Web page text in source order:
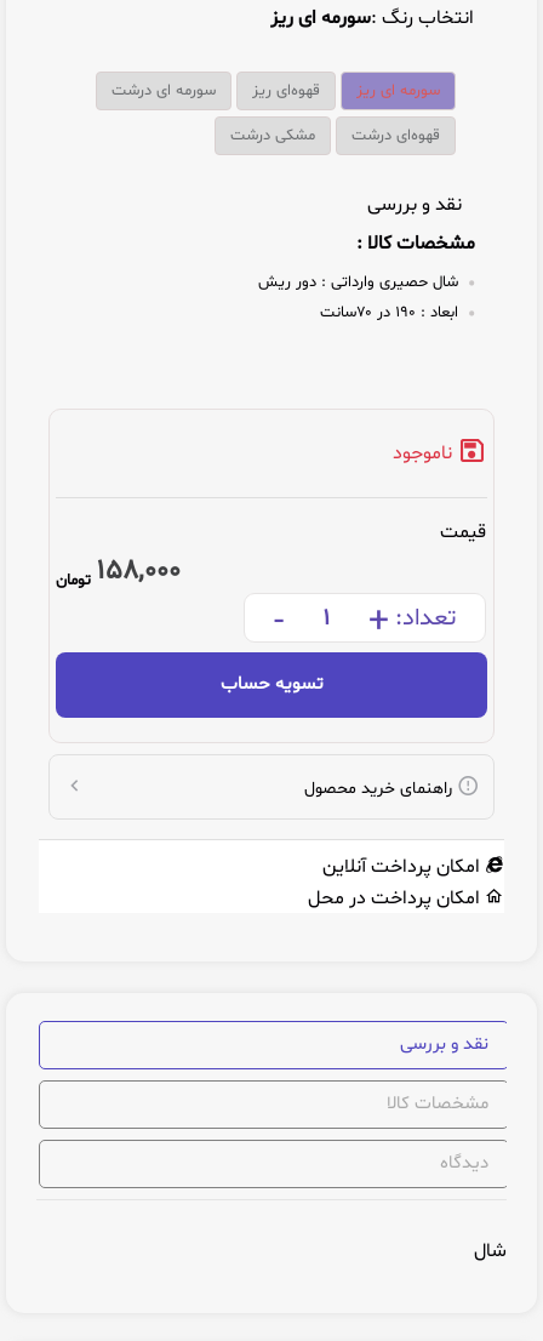
انتخاب رنگ :سورمه ای ریز
سورمه ای ریز قهوه‌ای ریز سورمه ای درشت
قهوه‌ای درشت مشکی درشت
نقد و بررسی
مشخصات کالا :
شال حصیری وارداتی : دور ریش
ابعاد :
ناموجود
قیمت
158,000 تومان
تعداد: +
-
تسویه حساب
راهنمای خرید محصول
امکان پرداخت آنلاین
امکان پرداخت در محل
نقد و بررسی
مشخصات کالا
دیدگاه
شال